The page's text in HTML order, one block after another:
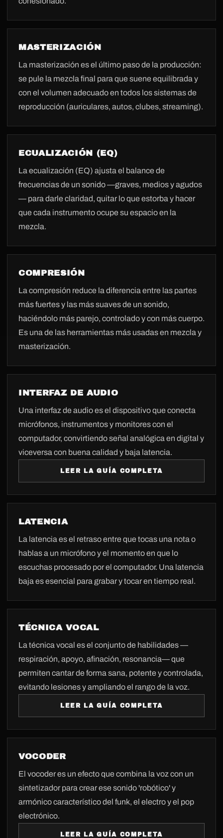
MASTERIZACIÓN
La masterización es el último paso de la producción:
se pule la mezcla final para que suene equilibrada y
con el volumen adecuado en todos los sistemas de
reproducción (auriculares, autos, clubes, streaming).
ECUALIZACIÓN (EQ)
La ecualización (EQ) ajusta el balance de
frecuencias de un sonido —graves, medios y agudos
— para darle claridad, quitar lo que estorba y hacer
que cada instrumento ocupe su espacio en la
mezcla.
COMPRESIÓN
La compresión reduce la diferencia entre las partes
más fuertes y las más suaves de un sonido,
haciéndolo más parejo, controlado y con más cuerpo.
Es una de las herramientas más usadas en mezcla y
masterización.
INTERFAZ DE AUDIO
Una interfaz de audio es el dispositivo que conecta
micrófonos, instrumentos y monitores con el
computador, convirtiendo señal analógica en digital y
viceversa con buena calidad y baja latencia.
LEER LA GUÍA COMPLETA
LATENCIA
La latencia es el retraso entre que tocas una nota o
hablas a un micrófono y el momento en que lo
escuchas procesado por el computador. Una latencia
baja es esencial para grabar y tocar en tiempo real.
TÉCNICA VOCAL
La técnica vocal es el conjunto de habilidades —
respiración, apoyo, afinación, resonancia— que
permiten cantar de forma sana, potente y controlada,
evitando lesiones y ampliando el rango de la voz.
LEER LA GUÍA COMPLETA
VOCODER
El vocoder es un efecto que combina la voz con un
sintetizador para crear ese sonido 'robótico' y
armónico característico del funk, el electro y el pop
electrónico.
LEER LA GUÍA COMPLETA